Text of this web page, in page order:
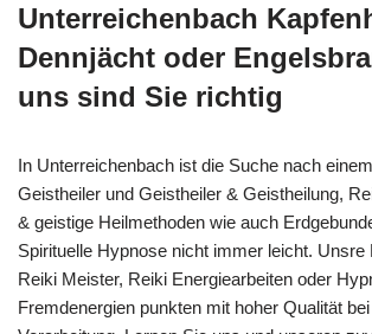
Unterreichenbach
Dennjächt oder
uns sind Sie richtig
In Unterreichenbach ist die Suche nach
Geistheiler und Geistheiler & Geistheilung,
& geistige Heilmethoden wie auch
Spirituelle Hypnose nicht immer leicht. Unsre
Reiki Meister, Reiki Energiearbeiten oder
Fremdenergien punkten mit hoher Qualität